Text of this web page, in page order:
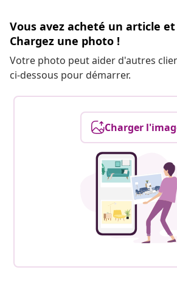
Vous avez acheté un article
Chargez une photo !
Votre photo peut aider d'autres
ci-dessous pour démarrer.
Charger